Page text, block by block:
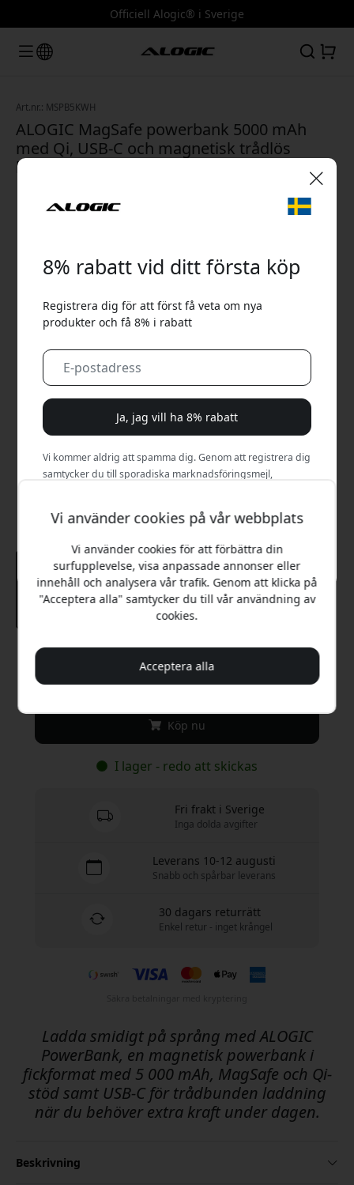
Officiell Alogic® i Sverige
Art.nr.: MSPB5KWH
ALOGIC MagSafe powerbank 5000 mAh
med Qi, USB-C och magnetisk trådlös
laddning för iPhone och Android - Vit
Rekommenderat pris
699 SEK
Köp nu
I lager - redo att skickas
Fri frakt i Sverige
Inga dolda avgifter
Leverans 10-12 augusti
Snabb och spårbar leverans
30 dagars returrätt
Enkel retur - inget krångel
Ladda smidigt på språng med ALOGIC
PowerBank, en magnetisk powerbank i
fickformat med 5 000 mAh, MagSafe och Qi-
stöd samt USB-C för trådbunden laddning
när du behöver extra kraft under dagen.
Beskrivning
Vi använder cookies på vår webbplats
Vi använder cookies för att förbättra din
surfupplevelse, visa anpassade annonser eller
innehåll och analysera vår trafik. Genom att klicka på
"Acceptera alla" samtycker du till vår användning av
cookies.
Acceptera alla
8% rabatt vid ditt första köp
Registrera dig för att först få veta om nya
produkter och få 8% i rabatt
Ja, jag vill ha 8% rabatt
Vi kommer aldrig att spamma dig. Genom att registrera dig
samtycker du till sporadiska marknadsföringsmejl,
Nej, jag betalar hellre fullt pris.
🎉 Din rabattkod: